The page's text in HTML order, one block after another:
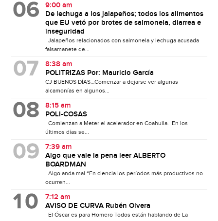
9:00 am
De lechuga a los jalapeños; todos los alimentos
que EU vetó por brotes de salmonela, diarrea e
inseguridad
Jalapeños relacionados con salmonela y lechuga acusada
falsamanete de...
8:38 am
POLITRIZAS Por: Mauricio García
CJ BUENOS DÍAS…Comenzar a dejarse ver algunas
alcamonías en algunos...
8:15 am
POLI-COSAS
Comienzan a Meter el acelerador en Coahuila. En los
últimos días se...
7:39 am
Algo que vale la pena leer ALBERTO
BOARDMAN
Algo anda mal “En ciencia los períodos más productivos no
ocurren...
7:12 am
AVISO DE CURVA Rubén Olvera
El Óscar es para Homero Todos están hablando de La